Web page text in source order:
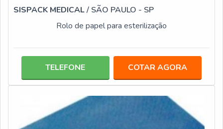
SISPACK MEDICAL/ SÃO PAULO - SP
Rolo de papel para esterilização
TELEFONE COTAR AGORA